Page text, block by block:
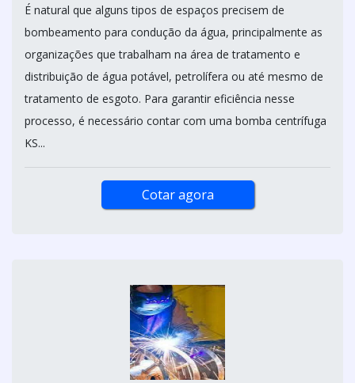
É natural que alguns tipos de espaços precisem de
bombeamento para condução da água, principalmente as
organizações que trabalham na área de tratamento e
distribuição de água potável, petrolífera ou até mesmo de
tratamento de esgoto. Para garantir eficiência nesse
processo, é necessário contar com uma bomba centrífuga
KS...
Cotar agora